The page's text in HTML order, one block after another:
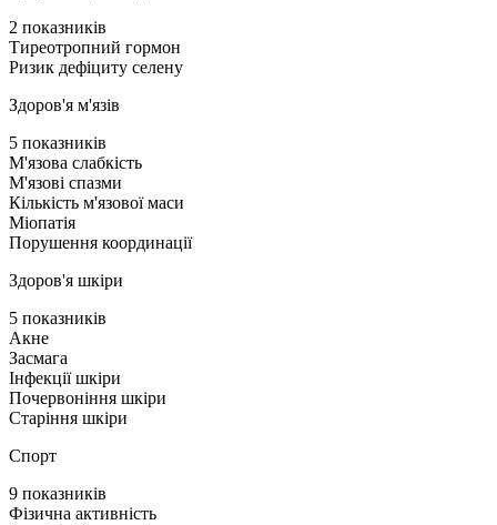
2 показників
Тиреотропний гормон
Ризик дефіциту селену
Здоров'я м'язів
5 показників
М'язова слабкість
М'язові спазми
Кількість м'язової маси
Міопатія
Порушення координації
Здоров'я шкіри
5 показників
Акне
Засмага
Інфекції шкіри
Почервоніння шкіри
Старіння шкіри
Спорт
9 показників
Фізична активність